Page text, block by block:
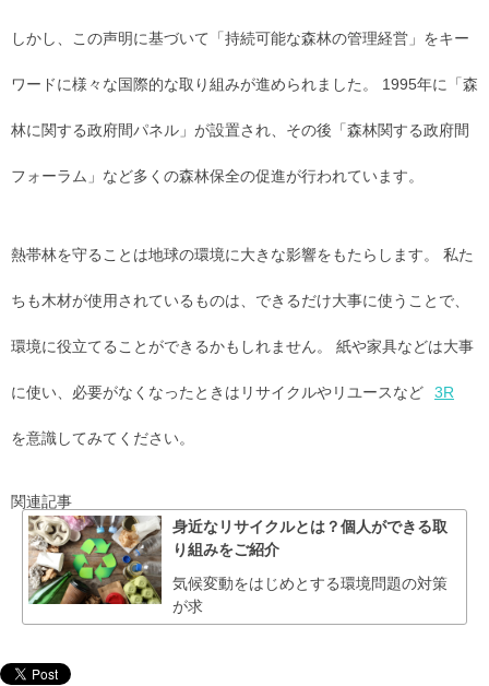
しかし、この声明に基づいて「持続可能な森林の管理経営」をキー
ワードに様々な国際的な取り組みが進められました。 1995年に「森
林に関する政府間パネル」が設置され、その後「森林関する政府間
フォーラム」など多くの森林保全の促進が行われています。
熱帯林を守ることは地球の環境に大きな影響をもたらします。 私た
ちも木材が使用されているものは、できるだけ大事に使うことで、
環境に役立てることができるかもしれません。 紙や家具などは大事
に使い、必要がなくなったときはリサイクルやリユースなど 3R
を意識してみてください。
関連記事
身近なリサイクルとは？個人ができる取
り組みをご紹介
気候変動をはじめとする環境問題の対策
が求